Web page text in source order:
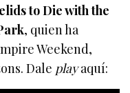
to Die with the
, quien ha
Weekend,
Dale playaquí: